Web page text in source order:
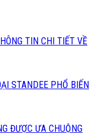
TIN CHI TIẾT VỀ
STANDEE PHỔ BIẾN
ĐƯỢC ƯA CHUỘNG